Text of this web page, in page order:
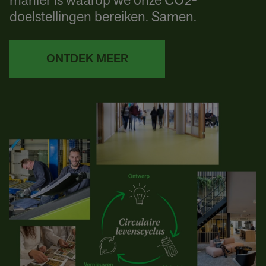
doelstellingen bereiken. Samen.
ONTDEK MEER